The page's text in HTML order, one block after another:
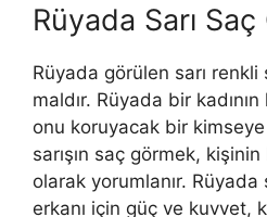
Rüyada Sarı
Rüyada görülen sarı
maldır. Rüyada bir
onu koruyacak bir
sarışın saç görmek,
olarak yorumlanır.
erkanı için güç ve kuvvet,